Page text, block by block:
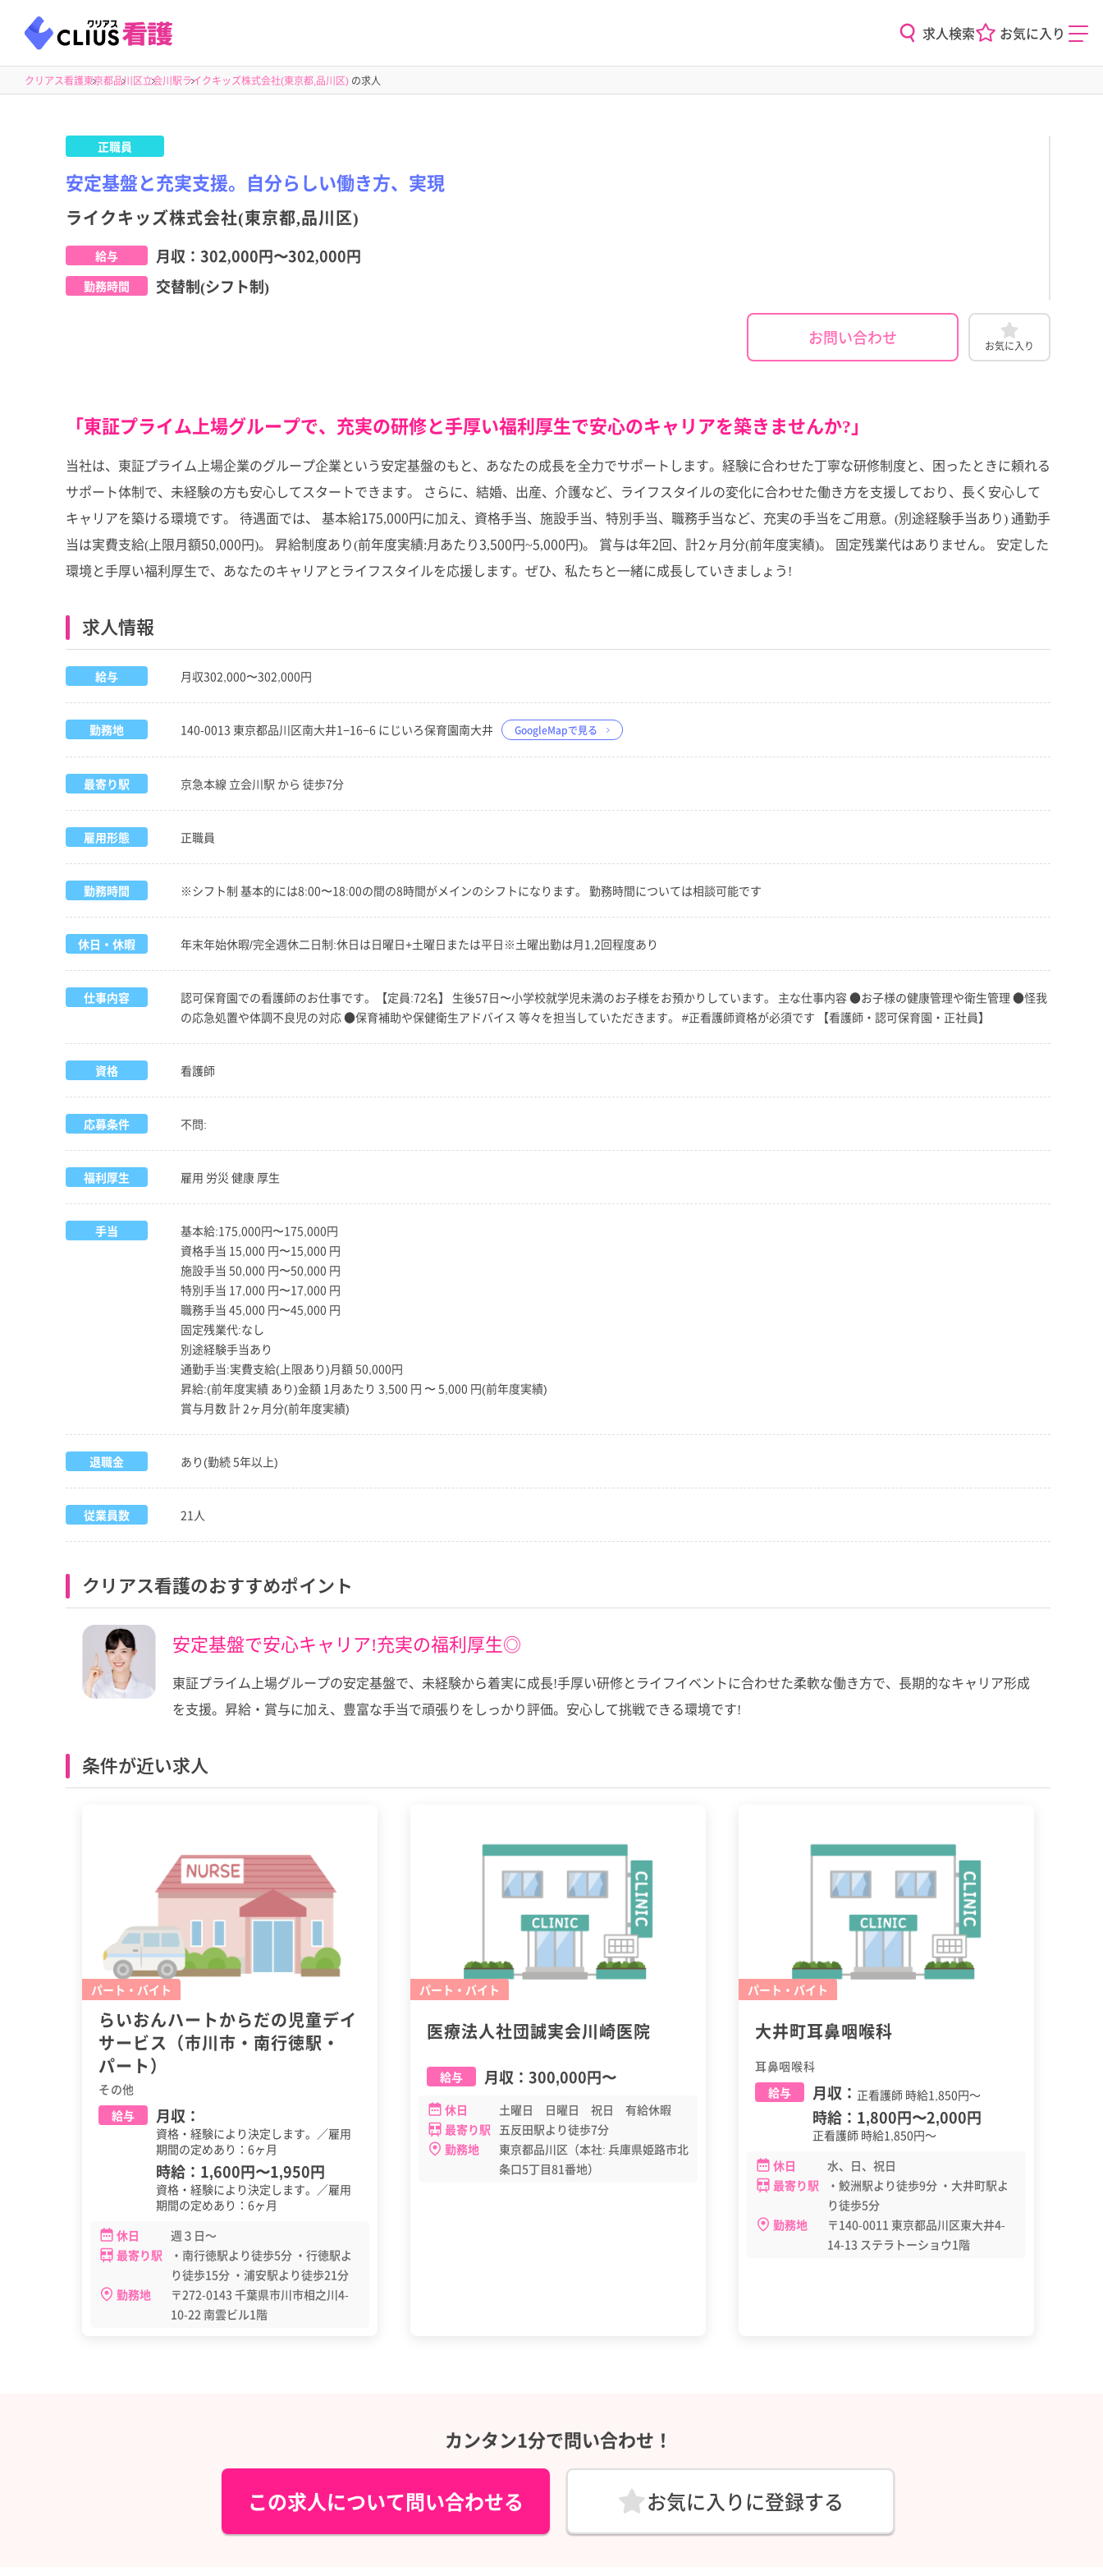
求人検索 お気に入り
クリアス看護東京都品川区立会川駅ライクキッズ株式会社(東京都,品川区) の求人
正職員
安定基盤と充実支援。自分らしい働き方、実現
ライクキッズ株式会社(東京都,品川区)
お問い合わせ お気に入り
給与 月収： 302,000円〜302,000円
勤務時間 交替制(シフト制)
「東証プライム上場グループで、充実の研修と手厚い福利厚生で安心のキャリアを築きませんか?」
当社は、東証プライム上場企業のグループ企業という安定基盤のもと、あなたの成長を全力でサポートします。経験に合わせた丁寧な研修制度と、困ったときに頼れる
サポート体制で、未経験の方も安心してスタートできます。 さらに、結婚、出産、介護など、ライフスタイルの変化に合わせた働き方を支援しており、長く安心して
キャリアを築ける環境です。 待遇面では、 基本給175,000円に加え、資格手当、施設手当、特別手当、職務手当など、充実の手当をご用意。(別途経験手当あり) 通勤手
当は実費支給(上限月額50,000円)。 昇給制度あり(前年度実績:月あたり3,500円~5,000円)。 賞与は年2回、計2ヶ月分(前年度実績)。 固定残業代はありません。 安定した
環境と手厚い福利厚生で、あなたのキャリアとライフスタイルを応援します。ぜひ、私たちと一緒に成長していきましょう!
求人情報
給与 月収302,000〜302,000円
勤務地 140-0013 東京都品川区南大井1−16−6 にじいろ保育園南大井 GoogleMapで見る
最寄り駅 京急本線 立会川駅 から 徒歩7分
雇用形態 正職員
勤務時間 ※シフト制 基本的には8:00〜18:00の間の8時間がメインのシフトになります。 勤務時間については相談可能です
休日・休暇 年末年始休暇/完全週休二日制:休日は日曜日+土曜日または平日※土曜出勤は月1,2回程度あり
仕事内容
認可保育園での看護師のお仕事です。【定員:72名】 生後57日〜小学校就学児未満のお子様をお預かりしています。 主な仕事内容 ●お子様の健康管理や衛生管理 ●怪我
の応急処置や体調不良児の対応 ●保育補助や保健衛生アドバイス 等々を担当していただきます。 #正看護師資格が必須です 【看護師・認可保育園・正社員】
資格 看護師
応募条件 不問:
福利厚生 雇用 労災 健康 厚生
手当
基本給:175,000円〜175,000円
資格手当 15,000 円〜15,000 円
施設手当 50,000 円〜50,000 円
特別手当 17,000 円〜17,000 円
職務手当 45,000 円〜45,000 円
固定残業代:なし
別途経験手当あり
通勤手当:実費支給(上限あり)月額 50,000円
昇給:(前年度実績 あり)金額 1月あたり 3,500 円 〜 5,000 円(前年度実績)
賞与月数 計 2ヶ月分(前年度実績)
退職金 あり(勤続 5年以上)
従業員数 21人
クリアス看護のおすすめポイント
安定基盤で安心キャリア!充実の福利厚生◎
東証プライム上場グループの安定基盤で、未経験から着実に成長!手厚い研修とライフイベントに合わせた柔軟な働き方で、長期的なキャリア形成
を支援。昇給・賞与に加え、豊富な手当で頑張りをしっかり評価。安心して挑戦できる環境です!
条件が近い求人
パート・バイト
らいおんハートからだの児童デイ
サービス（市川市・南行徳駅・
パート）
その他
給与
月収：
資格・経験により決定します。／雇用
期間の定めあり：6ヶ月
時給： 1,600円〜1,950円
資格・経験により決定します。／雇用
期間の定めあり：6ヶ月
休日
週３日～
最寄り駅
・南行徳駅より徒歩5分 ・行徳駅よ
り徒歩15分 ・浦安駅より徒歩21分
勤務地
〒272-0143 千葉県市川市相之川4-
10-22 南雲ビル1階
パート・バイト
医療法人社団誠実会川崎医院
給与 月収： 300,000円〜
休日
土曜日 日曜日 祝日 有給休暇
最寄り駅 五反田駅より徒歩7分
勤務地
東京都品川区（本社: 兵庫県姫路市北
条口5丁目81番地）
パート・バイト
大井町耳鼻咽喉科
耳鼻咽喉科
給与
月収： 正看護師 時給1,850円～
時給： 1,800円〜2,000円
正看護師 時給1,850円～
休日
水、日、祝日
最寄り駅
・鮫洲駅より徒歩9分 ・大井町駅よ
り徒歩5分
勤務地
〒140-0011 東京都品川区東大井4-
14-13 ステラトーショウ1階
カンタン1分で問い合わせ！
この求人について問い合わせる お気に入りに登録する